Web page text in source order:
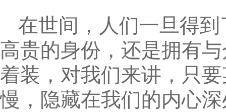
在世间，人们一旦得
高贵的身份，还是拥有
着装，对我们来讲，只
慢，隐藏在我们的内心